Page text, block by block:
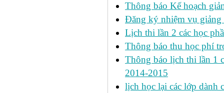
Thông báo Kế hoạch
Đăng ký nhiệm vụ giảng
Lịch thi lần 2 các học
Thông báo thu học phí
Thông báo lịch thi lần 1
2014-2015
lịch học lại các lớp dành